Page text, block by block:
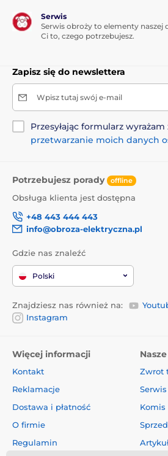
Serwis
Serwis obroży to elementy naszej
Ci to, czego potrzebujesz.
Zapisz się do newslettera
Wpisz tutaj swój e-mail
Przesyłając formularz
przetwarzanie moich danych
Potrzebujesz porady offline
Obsługa klienta jest dostępna
+48 443 444 443
info@obroza-elektryczna.pl
Gdzie nas znaleźć
Polski
Znajdziesz nas również na:
Instagram
Więcej informacji
Kontakt
Reklamacje
Dostawa i płatność
O firmie
Regulamin
Zwrot
Komis